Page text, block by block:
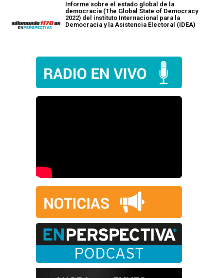
Informe sobre el estado global de la
democracia (The Global State of Democracy
2022) del instituto Internacional para la
Democracia y la Asistencia Electoral (IDEA)